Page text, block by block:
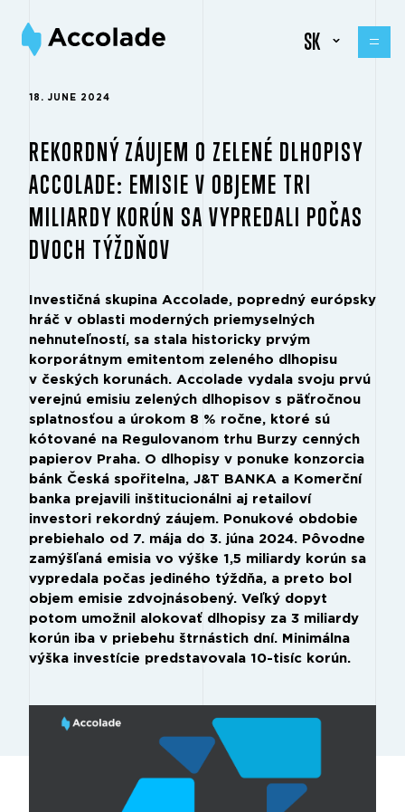
SK
18. JUNE 2024
REKORDNÝ ZÁUJEM O ZELENÉ DLHOPISY
ACCOLADE: EMISIE V OBJEME TRI
MILIARDY KORÚN SA VYPREDALI POČAS
DVOCH TÝŽDŇOV
Investičná skupina Accolade, popredný európsky
hráč v oblasti moderných priemyselných
nehnuteľností, sa stala historicky prvým
korporátnym emitentom zeleného dlhopisu
v českých korunách. Accolade vydala svoju prvú
verejnú emisiu zelených dlhopisov s päťročnou
splatnosťou a úrokom 8 % ročne, ktoré sú
kótované na Regulovanom trhu Burzy cenných
papierov Praha. O dlhopisy v ponuke konzorcia
bánk Česká spořitelna, J&T BANKA a Komerční
banka prejavili inštitucionálni aj retailoví
investori rekordný záujem. Ponukové obdobie
prebiehalo od 7. mája do 3. júna 2024. Pôvodne
zamýšľaná emisia vo výške 1,5 miliardy korún sa
vypredala počas jediného týždňa, a preto bol
objem emisie zdvojnásobený. Veľký dopyt
potom umožnil alokovať dlhopisy za 3 miliardy
korún iba v priebehu štrnástich dní. Minimálna
výška investície predstavovala 10-tisíc korún.